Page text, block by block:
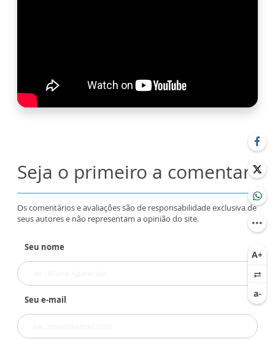
Seja o primeiro a comentar
Os comentários e avaliações são de responsabilidade exclusiva de
seus autores e não representam a opinião do site.
Seu nome
Seu e-mail